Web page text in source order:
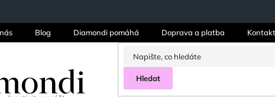
Blog Diamondi pomáhá Doprava a platba
Hledat